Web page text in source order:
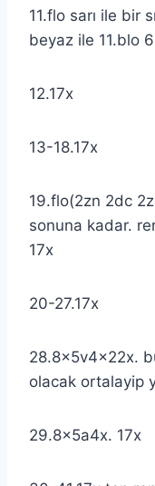
11.flo sarı ile bir
beyaz ile 11.blo
12.17x
13-18.17x
19.flo(2zn 2dc
sonuna kadar.
17x
20-27.17x
28.8x5v4x22x.
olacak ortalayip
29.8x5a4x. 17x